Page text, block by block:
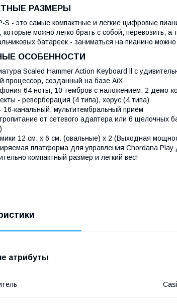
РАЗМЕРЫ
S - это самые компактные и легкие цифровые
можно легко брать с собой, перевозить, а
батареек - заниматься на пианино
ОСОБЕННОСТИ
Scaled Hammer Action Keyboard ll с
процессор, созданный на базе AiX
64 ноты, 10 тембров с наложением, 2 демо-
- реверберация (4 типа), хорус (4 типа)
16-канальный, мультитембральный приём
от сетевого адаптера или 6 щелочных
12 см. x 6 см. (овальные) x 2 (Выходная
платформа для управления Chordana Play
компактный размер и легкий вес!
атрибуты